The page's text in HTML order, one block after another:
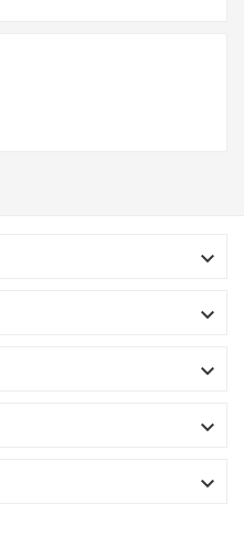




